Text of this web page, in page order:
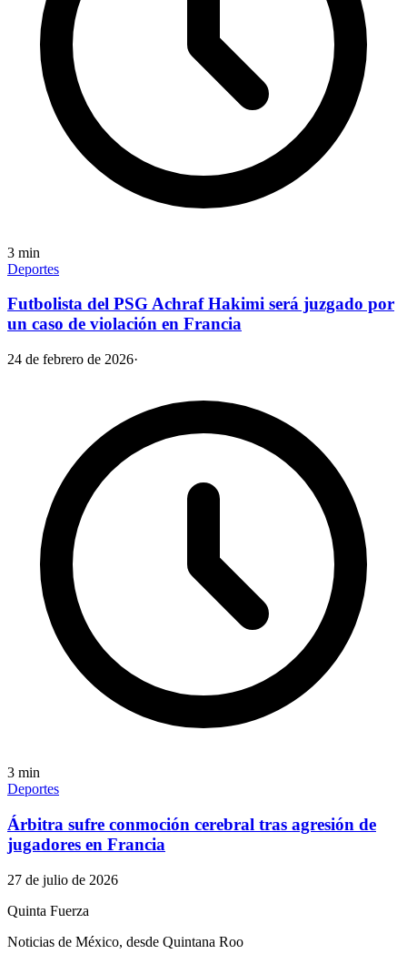
3 min
Deportes
Futbolista del PSG Achraf Hakimi será juzgado por
un caso de violación en Francia
24 de febrero de 2026·
3 min
Deportes
Árbitra sufre conmoción cerebral tras agresión de
jugadores en Francia
27 de julio de 2026
Quinta Fuerza
Noticias de México, desde Quintana Roo